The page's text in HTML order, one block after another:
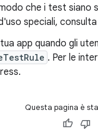
che i test siano
speciali, consulta
app quando gli
. Per le
Questa pagina è